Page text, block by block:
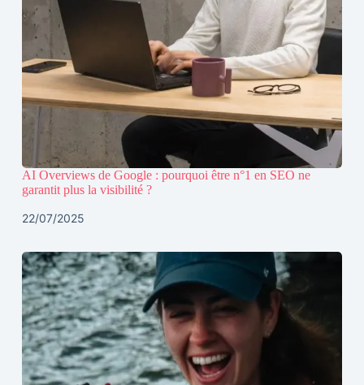
AI Overviews de Google : pourquoi être n°1 en SEO ne
garantit plus la visibilité ?
22/07/2025